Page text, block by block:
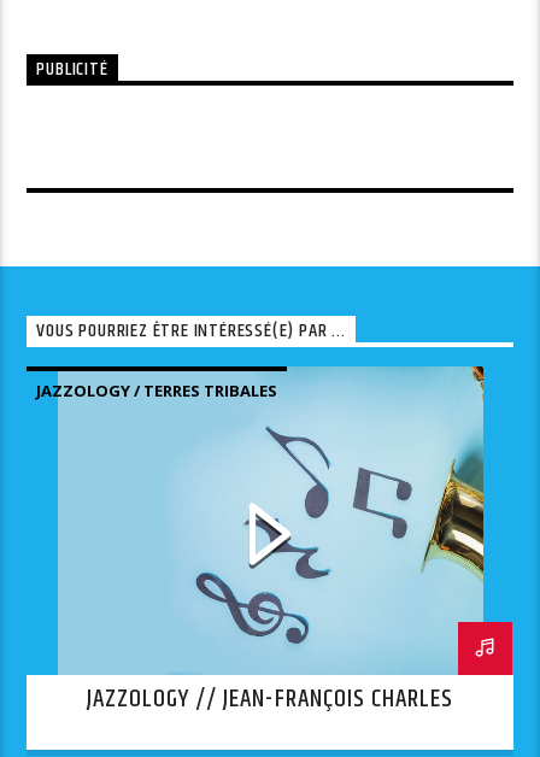
PUBLICITÉ
VOUS POURRIEZ ÊTRE INTÉRESSÉ(E) PAR ...
JAZZOLOGY / TERRES TRIBALES
JAZZOLOGY // JEAN-FRANÇOIS CHARLES